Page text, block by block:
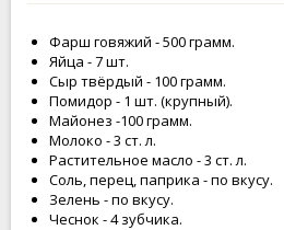
Фарш говяжий - 500 грамм.
Яйца - 7 шт.
Сыр твёрдый - 100 грамм.
Помидор - 1 шт. (крупный).
Майонез -100 грамм.
Молоко - 3 ст. л.
Растительное масло - 3 ст. л.
Соль, перец, паприка - по вкусу.
Зелень - по вкусу.
Чеснок - 4 зубчика.